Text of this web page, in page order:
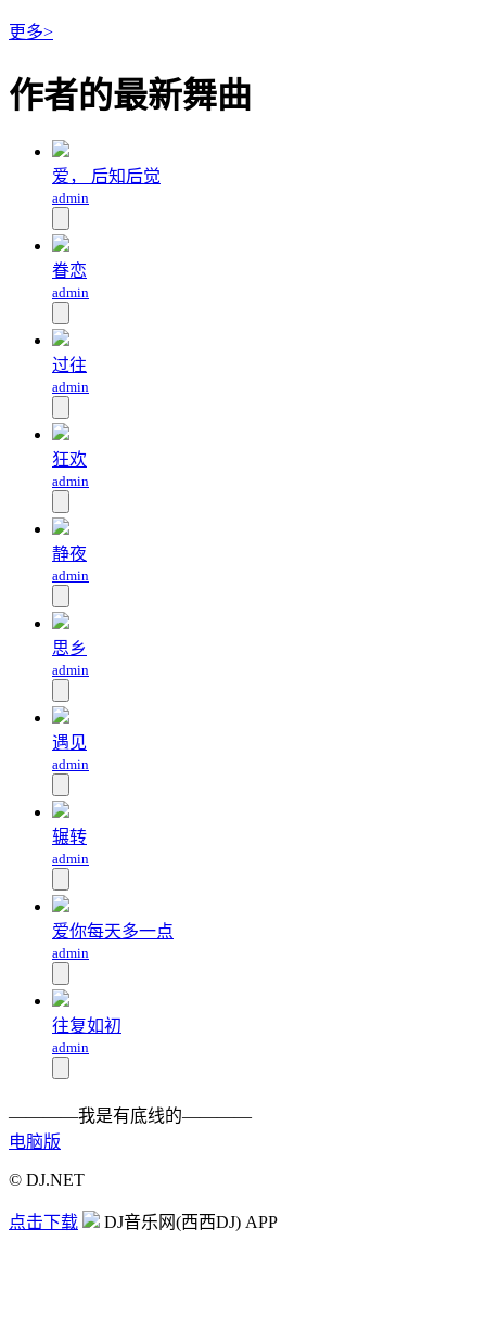
更多>
作者的最新舞曲
爱， 后知后觉
admin
眷恋
admin
过往
admin
狂欢
admin
静夜
admin
思乡
admin
遇见
admin
辗转
admin
爱你每天多一点
admin
往复如初
admin
————我是有底线的————
电脑版
© DJ.NET
点击下载 DJ音乐网(西西DJ) APP